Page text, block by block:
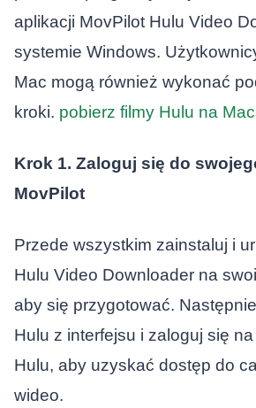
aplikacji MovPilot Hulu Video
systemie Windows.
Mac mogą również wykonać
kroki. pobierz filmy Hulu na
Krok 1. Zaloguj się do
MovPilot
Przede wszystkim zainstaluj i
Hulu Video Downloader na
aby się przygotować.
Hulu z interfejsu i zaloguj się
Hulu, aby uzyskać dostęp do
wideo.